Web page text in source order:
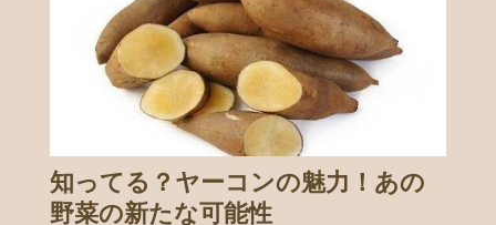
知ってる？ヤーコンの魅力！あの
野菜の新たな可能性